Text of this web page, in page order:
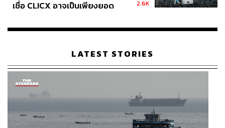
เชื่อ CLICX อาจเป็นเพียงยอด
เรือนไทยที่ถูกซุกไว้
2.6K
LATEST STORIES